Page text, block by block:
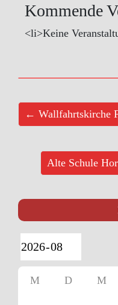
Kommende
<li>Keine
← Wallfahrtskirche
Alte Schule
M D M